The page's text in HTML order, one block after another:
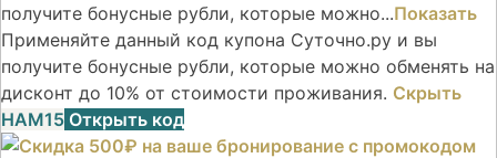
получите бонусные рубли, которые можно...Показать
Применяйте данный код купона Суточно.ру и вы
получите бонусные рубли, которые можно обменять на
дисконт до 10% от стоимости проживания. Скрыть
НАМ15 Открыть код